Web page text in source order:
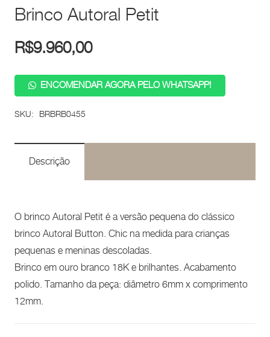
Brinco Autoral Petit
R$9.960,00
ENCOMENDAR AGORA PELO WHATSAPP!
SKU: BRBRB0455
Descrição
O brinco Autoral Petit é a versão pequena do clássico
brinco Autoral Button. Chic na medida para crianças
pequenas e meninas descoladas.
Brinco em ouro branco 18K e brilhantes. Acabamento
polido. Tamanho da peça: diâmetro 6mm x comprimento
12mm.